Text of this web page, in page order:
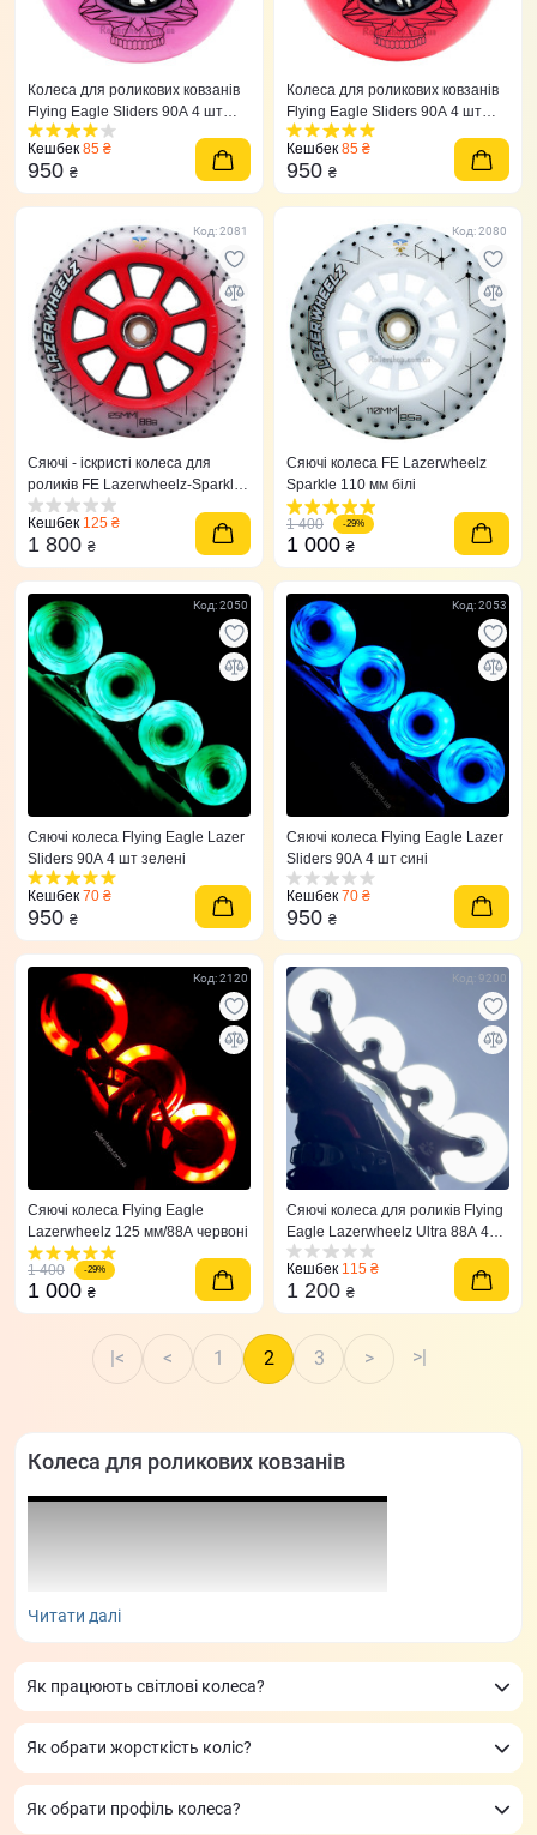
Колеса для роликових ковзанів
Flying Eagle Sliders 90A 4 шт
рожеві
Кешбек 85 ₴
950 ₴
Колеса для роликових ковзанів
Flying Eagle Sliders 90A 4 шт
червоні
Кешбек 85 ₴
950 ₴
Код: 2081
Сяючі - іскристі колеса для
роликів FE Lazerwheelz-Sparkle
125 мм червоні
Кешбек 125 ₴
1 800 ₴
Код: 2080
Сяючі колеса FE Lazerwheelz
Sparkle 110 мм білі
1 400 -29%
1 000 ₴
Код: 2050
Сяючі колеса Flying Eagle Lazer
Sliders 90A 4 шт зелені
Кешбек 70 ₴
950 ₴
Код: 2053
Сяючі колеса Flying Eagle Lazer
Sliders 90A 4 шт сині
Кешбек 70 ₴
950 ₴
Код: 2120
Сяючі колеса Flying Eagle
Lazerwheelz 125 мм/88A червоні
1 400 -29%
1 000 ₴
Код: 9200
Сяючі колеса для роликів Flying
Eagle Lazerwheelz Ultra 88A 4
шт білі
Кешбек 115 ₴
1 200 ₴
|< < 1 2 3 > >|
Колеса для роликових ковзанів
Вирішили проапгрейдить ролики? У нас можна купити
ідеальний товар відомих фірм. Французькі Seba додають
Читати далі
Як працюють світлові колеса?
Як обрати жорсткість коліс?
Як обрати профіль колеса?